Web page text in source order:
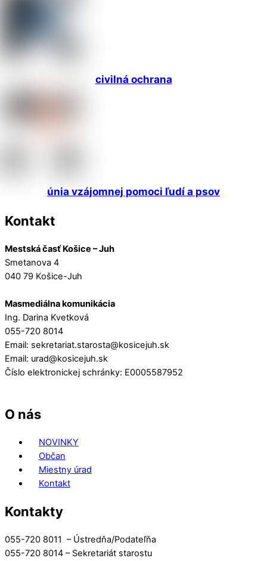
civilná ochrana
únia vzájomnej pomoci ľudí a psov
Kontakt
Mestská časť Košice – Juh
Smetanova 4
040 79 Košice-Juh
Masmediálna komunikácia
Ing. Darina Kvetková
055-720 8014
Email: sekretariat.starosta@kosicejuh.sk
Email: urad@kosicejuh.sk
Číslo elektronickej schránky: E0005587952
O nás
NOVINKY
Občan
Miestny úrad
Kontakt
Kontakty
055-720 8011 – Ústredňa/Podateľňa
055-720 8014 – Sekretariát starostu